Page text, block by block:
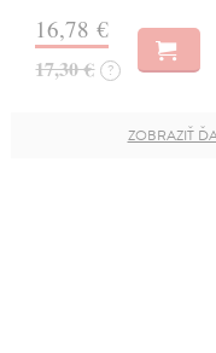
16,78 €
17,30 € ?
ZOBRAZIŤ